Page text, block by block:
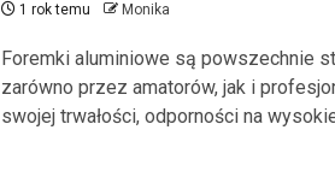
1 rok temu Monika
Foremki aluminiowe są powszechnie
zarówno przez amatorów, jak i
swojej trwałości, odporności na